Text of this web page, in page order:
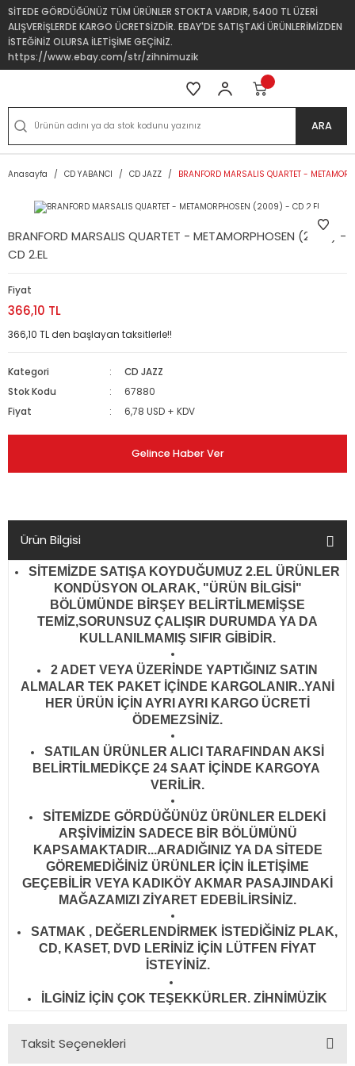
SİTEDE GÖRDÜĞÜNÜZ TÜM ÜRÜNLER STOKTA VARDIR, 5400 TL ÜZERİ
ALIŞVERİŞLERDE KARGO ÜCRETSİZDİR. EBAY'DE SATIŞTAKİ ÜRÜNLERİMİZDEN
İSTEĞİNİZ OLURSA İLETİŞİME GEÇİNİZ.
https://www.ebay.com/str/zihnimuzik
ARA
Anasayfa CD YABANCI CD JAZZ BRANFORD MARSALIS QUARTET -
BRANFORD MARSALIS QUARTET - METAMORPHOSEN (2009) -
CD 2.EL
Fiyat
366,10 TL
366,10 TL den başlayan taksitlerle!!
Kategori
CD JAZZ
Stok Kodu
67880
Fiyat
6,78 USD + KDV
Gelince Haber Ver
Ürün Bilgisi
SİTEMİZDE SATIŞA KOYDUĞUMUZ 2.EL ÜRÜNLER
KONDÜSYON OLARAK, "ÜRÜN BİLGİSİ"
BÖLÜMÜNDE BİRŞEY BELİRTİLMEMİŞSE
TEMİZ,SORUNSUZ ÇALIŞIR DURUMDA YA DA
KULLANILMAMIŞ SIFIR GİBİDİR.
2 ADET VEYA ÜZERİNDE YAPTIĞINIZ SATIN
ALMALAR TEK PAKET İÇİNDE KARGOLANIR..YANİ
HER ÜRÜN İÇİN AYRI AYRI KARGO ÜCRETİ
ÖDEMEZSİNİZ.
SATILAN ÜRÜNLER ALICI TARAFINDAN AKSİ
BELİRTİLMEDİKÇE 24 SAAT İÇİNDE KARGOYA
VERİLİR.
SİTEMİZDE GÖRDÜĞÜNÜZ ÜRÜNLER ELDEKİ
ARŞİVİMİZİN SADECE BİR BÖLÜMÜNÜ
KAPSAMAKTADIR...ARADIĞINIZ YA DA SİTEDE
GÖREMEDİĞİNİZ ÜRÜNLER İÇİN İLETİŞİME
GEÇEBİLİR VEYA KADIKÖY AKMAR PASAJINDAKİ
MAĞAZAMIZI ZİYARET EDEBİLİRSİNİZ.
SATMAK , DEĞERLENDİRMEK İSTEDİĞİNİZ PLAK,
CD, KASET, DVD LERİNİZ İÇİN LÜTFEN FİYAT
İSTEYİNİZ.
İLGİNİZ İÇİN ÇOK TEŞEKKÜRLER. ZİHNİMÜZİK
Taksit Seçenekleri